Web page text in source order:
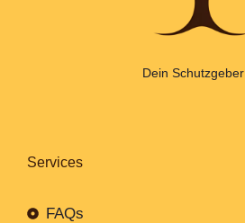
Dein Schutzgeber
Services
FAQs